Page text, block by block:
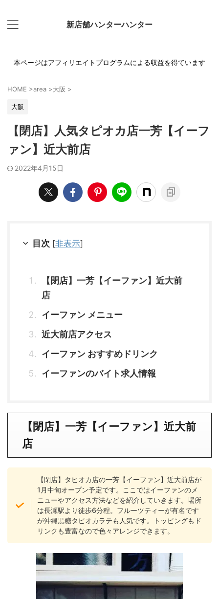
新店舗ハンターハンター
本ページはアフィリエイトプログラムによる収益を得ています
HOME >area >大阪 >
大阪
【閉店】人気タピオカ店一芳【イーフ
ァン】近大前店
2022年4月15日
目次 [非表示]
【閉店】一芳【イーファン】近大前
店
イーファン メニュー
近大前店アクセス
イーファン おすすめドリンク
イーファンのバイト求人情報
【閉店】一芳【イーファン】近大前
店
【閉店】タピオカ店の一芳【イーファン】近大前店が
1月中旬オープン予定です。ここではイーファンのメ
ニューやアクセス方法などを紹介していきます。場所
は長瀬駅より徒歩6分程。フルーツティーが有名です
が沖縄黒糖タピオカラテも人気です。トッピングもド
リンクも豊富なので色々アレンジできます。